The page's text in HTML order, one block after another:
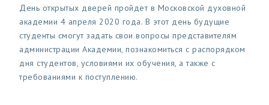
День открытых дверей пройдет в Московской духовной
академии 4 апреля 2020 года. В этот день будущие
студенты смогут задать свои вопросы представителям
администрации Академии, познакомиться с распорядком
дня студентов, условиями их обучения, а также с
требованиями к поступлению.